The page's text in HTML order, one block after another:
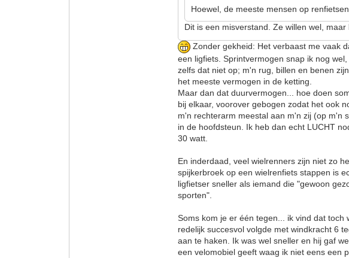
Hoewel, de meeste mensen op
Dit is een misverstand. Ze willen wel,
Zonder gekheid: Het verbaast me vaak
een ligfiets. Sprintvermogen snap ik nog
zelfs dat niet op; m'n rug, billen en benen
het meeste vermogen in de ketting.
Maar dan dat duurvermogen... hoe doen
bij elkaar, voorover gebogen zodat het ook
m'n rechterarm meestal aan m'n zij (op m'n
in de hoofdsteun. Ik heb dan echt LUCHT
30 watt.
En inderdaad, veel wielrenners zijn niet zo
spijkerbroek op een wielrenfiets stappen is
ligfietser sneller als iemand die "gewoon
sporten".
Soms kom je er één tegen... ik vind dat
redelijk succesvol volgde met windkracht 6
aan te haken. Ik was wel sneller en hij gaf
een velomobiel geeft waag ik niet eens een